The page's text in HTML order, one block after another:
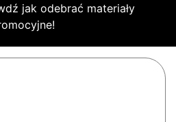
jak odebrać materiały